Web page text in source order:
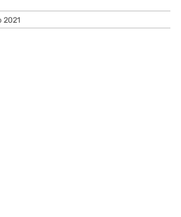
2021